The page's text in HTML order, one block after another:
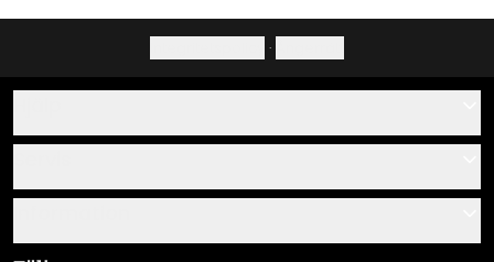
·
Om oss
Materialöversikt